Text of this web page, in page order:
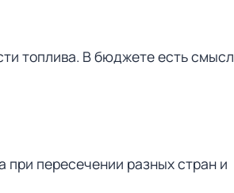
топлива. В бюджете есть смысл
при пересечении разных стран и